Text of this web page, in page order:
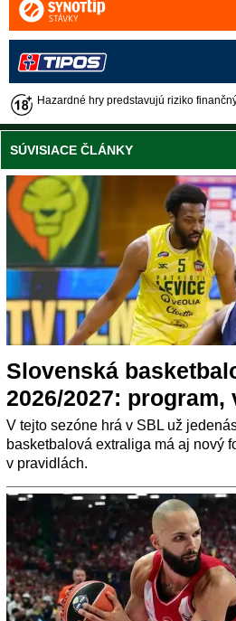
Hazardné hry predstavujú riziko
SÚVISIACE ČLÁNKY
Slovenská
2026/2027: program,
V tejto sezóne hrá v SBL už
basketbalová extraliga má aj nový
v pravidlách.